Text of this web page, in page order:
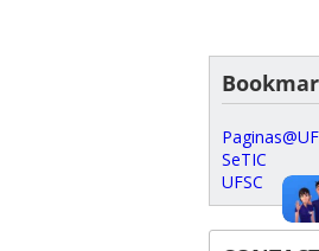
SeTIC
UFSC